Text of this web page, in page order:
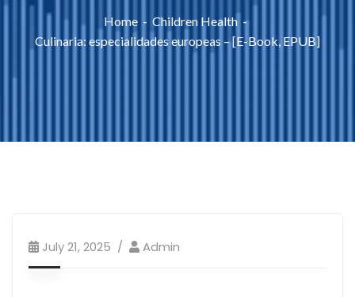
Home
Children Health
Culinaria: especialidades europeas – [E-Book, EPUB]
July 21, 2025 Admin